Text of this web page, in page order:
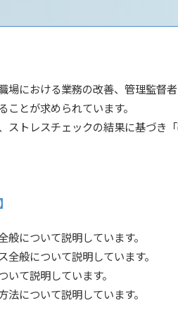
場における業務の改善、管理監督
ことが求められています。
ストレスチェックの結果に基づき
般について説明しています。
全般について説明しています。
いて説明しています。
法について説明しています。